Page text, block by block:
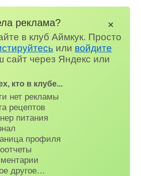
реклама?
в клуб Аймкук. Просто
или войдите
сайт через Яндекс или
кто в клубе...
нет рекламы
рецептов
питания
профиля
другое…
✕